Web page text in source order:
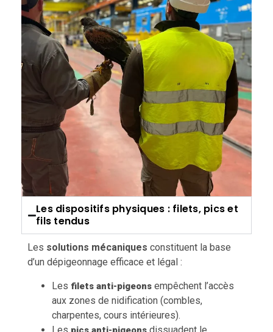
Les dispositifs physiques : filets, pics et
fils tendus
Les solutions mécaniques constituent la base
d’un dépigeonnage efficace et légal :
Les filets anti-pigeons empêchent l’accès
aux zones de nidification (combles,
charpentes, cours intérieures).